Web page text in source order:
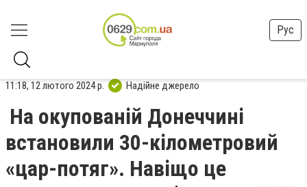
Рус
11:18, 12 лютого 2024 р. Надійне джерело
На окупованій Донеччині
встановили 30-кілометровий
«цар-потяг». Навіщо це